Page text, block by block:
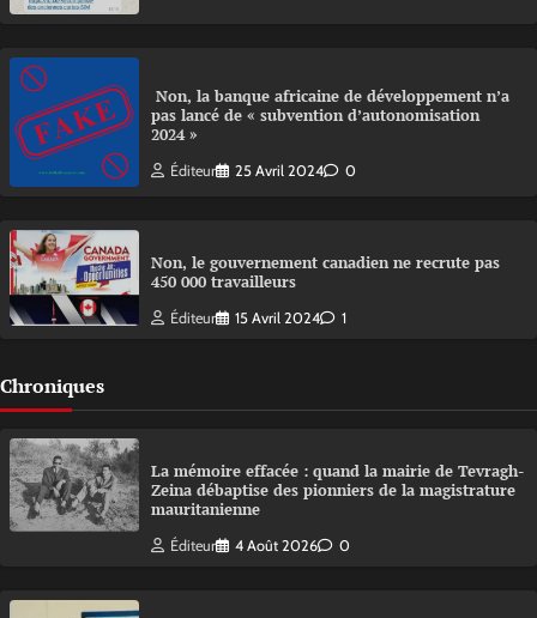
Non, la banque africaine de développement n’a
pas lancé de « subvention d’autonomisation
2024 »
Éditeur 25 Avril 2024 0
Non, le gouvernement canadien ne recrute pas
450 000 travailleurs
Éditeur 15 Avril 2024 1
Chroniques
La mémoire effacée : quand la mairie de Tevragh-
Zeina débaptise des pionniers de la magistrature
mauritanienne
Éditeur 4 Août 2026 0